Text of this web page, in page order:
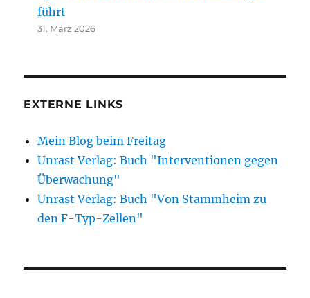
führt
31. März 2026
EXTERNE LINKS
Mein Blog beim Freitag
Unrast Verlag: Buch "Interventionen gegen
Überwachung"
Unrast Verlag: Buch "Von Stammheim zu
den F-Typ-Zellen"